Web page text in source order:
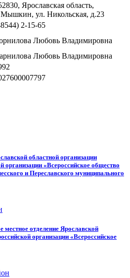
Ярославская область,
Мышкин, ул. Никольская, д.23
2-15-65
Любовь Владимировна
Любовь Владимировна
областной организации
организации «Всероссийское общество
и Переславского муниципального
местное отделение Ярославской
организации «Всероссийское